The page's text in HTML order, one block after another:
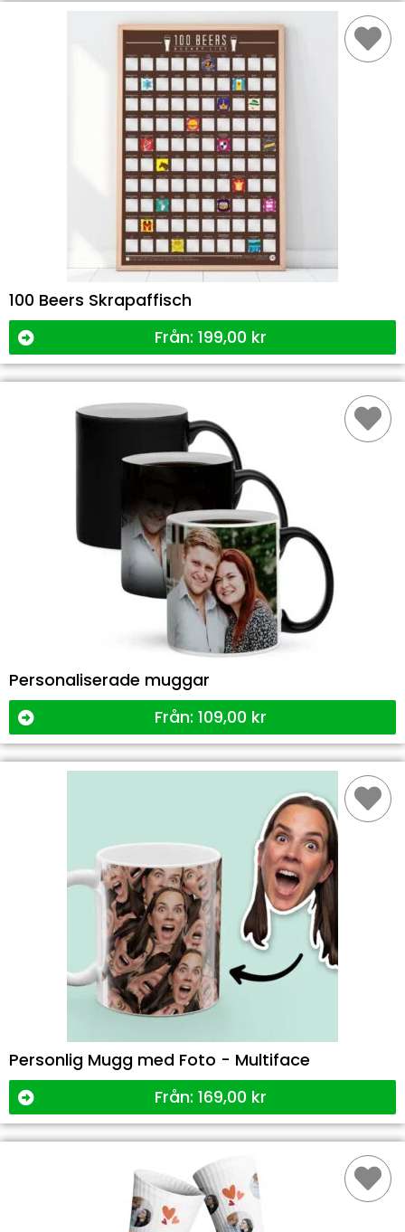
100 Beers Skrapaffisch
Från: 199,00 kr
Personaliserade muggar
Från: 109,00 kr
Personlig Mugg med Foto - Multiface
Från: 169,00 kr